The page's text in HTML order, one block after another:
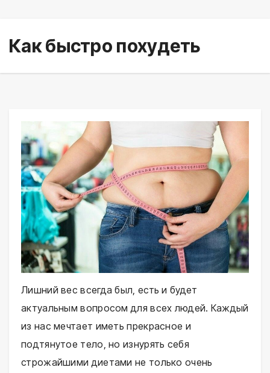
Как быстро похудеть
Лишний вес всегда был, есть и будет
актуальным вопросом для всех людей. Каждый
из нас мечтает иметь прекрасное и
подтянутое тело, но изнурять себя
строжайшими диетами не только очень